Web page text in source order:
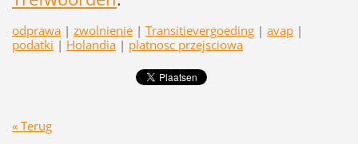
odprawa | zwolnienie | Transitievergoeding | avap |
podatki | Holandia | platnosc przejsciowa
« Terug